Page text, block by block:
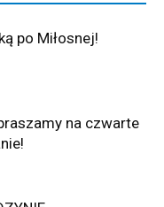
po Miłosnej!
na czwarte